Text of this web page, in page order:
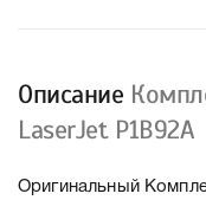
Описание
LaserJet P1B92A
Оригинальный